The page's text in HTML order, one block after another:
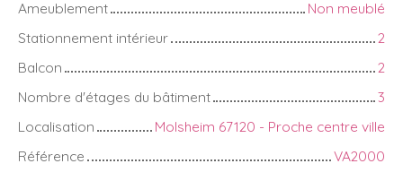
Ameublement
Non meublé
Stationnement intérieur
2
Balcon
2
Nombre d'étages du bâtiment
3
Localisation
Molsheim 67120 - Proche centre ville
Référence
VA2000